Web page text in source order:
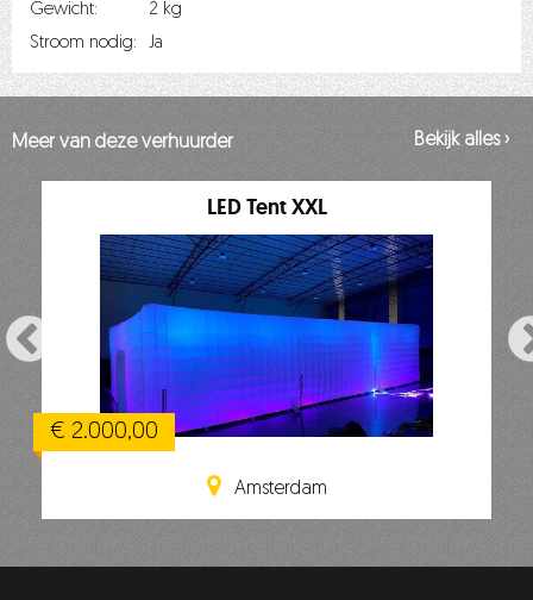
Gewicht:
2 kg
Stroom nodig:
Ja
Meer van deze verhuurder Bekijk alles ›
LED Tent XXL
€ 2.000,00
Amsterdam